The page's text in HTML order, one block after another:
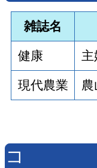
雑誌名
健康 主
現代農業
コ